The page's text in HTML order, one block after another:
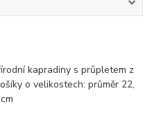
kapradiny s průpletem z
o velikostech: průměr 22,